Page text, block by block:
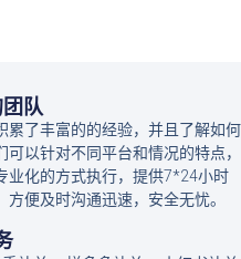
队
累了丰富的的经验，并且了解如何
以针对不同平台和情况的特点，
业化的方式执行，提供7*24小时
便及时沟通迅速，安全无忧。